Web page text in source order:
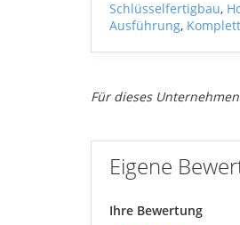
Schlüsselfertigbau,
Ausführung,
Für dieses
Eigene
Ihre Bewertung